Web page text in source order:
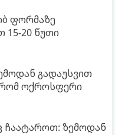
ფორმაზე
15-20 წუთი
გადაუსვით
რომ ოქროსფერი
ჩაატაროთ: ზემოდან